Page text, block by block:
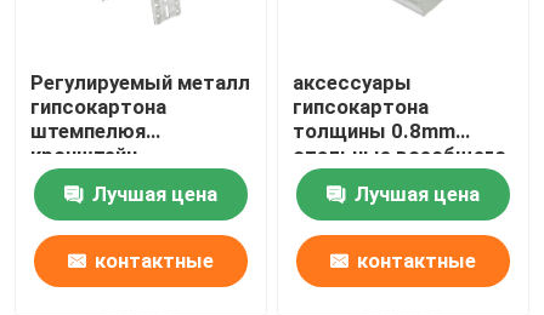
Регулируемый металл
гипсокартона
штемпелюя
кронштейн
гальванизированный
частями стальной
Лучшая цена
контактные
аксессуары
гипсокартона
толщины 0.8mm
стальные всеобщего
прямого совместного
соединителя профиля
Лучшая цена
контактные